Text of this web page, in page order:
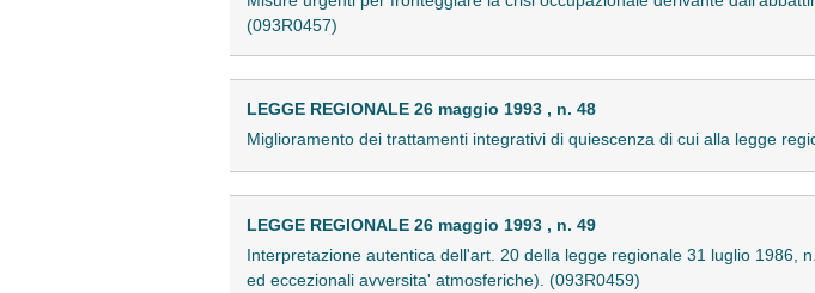
(093R0457)
LEGGE REGIONALE 26 maggio 1993 , n. 48
Miglioramento dei trattamenti integrativi di quiescenza di cui alla legge
LEGGE REGIONALE 26 maggio 1993 , n. 49
Interpretazione autentica dell'art. 20 della legge regionale 31 luglio 1986,
ed eccezionali avversita' atmosferiche). (093R0459)